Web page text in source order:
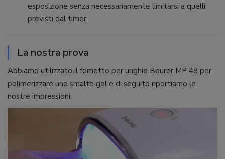
esposizione senza necessariamente limitarsi a quelli
previsti dal timer.
La nostra prova
Abbiamo utilizzato il fornetto per unghie Beurer MP 48 per
polimerizzare uno smalto gel e di seguito riportiamo le
nostre impressioni.